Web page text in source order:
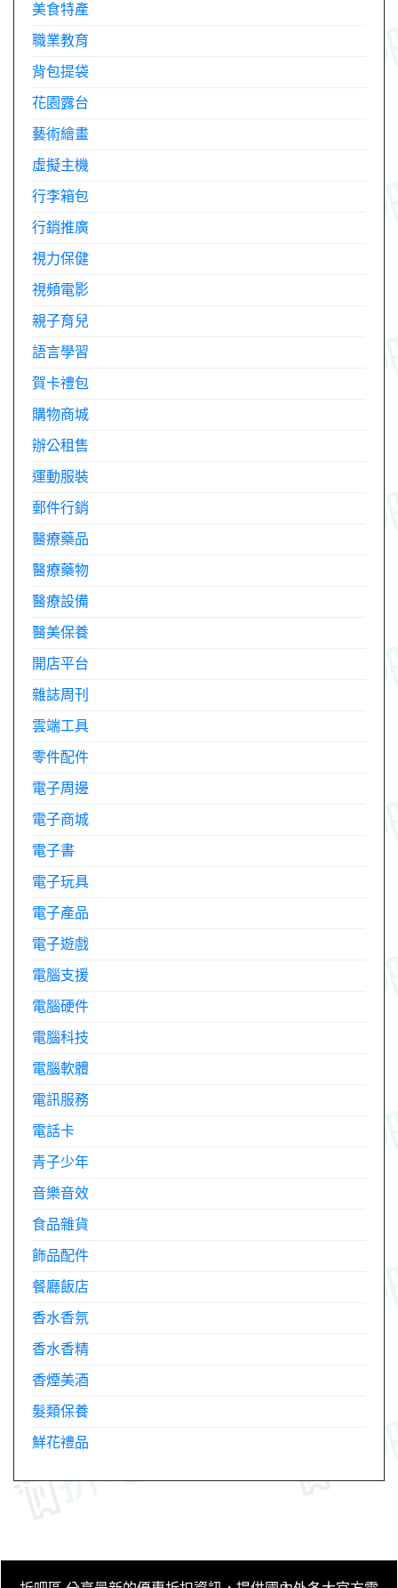
美食特產
職業教育
背包提袋
花園露台
藝術繪畫
虛擬主機
行李箱包
行銷推廣
視力保健
視頻電影
親子育兒
語言學習
賀卡禮包
購物商城
辦公租售
運動服裝
郵件行銷
醫療藥品
醫療藥物
醫療設備
醫美保養
開店平台
雜誌周刊
雲端工具
零件配件
電子周邊
電子商城
電子書
電子玩具
電子產品
電子遊戲
電腦支援
電腦硬件
電腦科技
電腦軟體
電訊服務
電話卡
青子少年
音樂音效
食品雜貨
飾品配件
餐廳飯店
香水香氛
香水香精
香煙美酒
髮類保養
鮮花禮品